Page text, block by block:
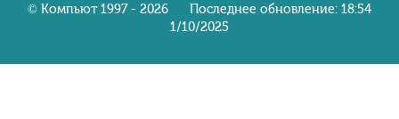
© Компьют 1997 - 2026 Последнее обновление: 18:54
1/10/2025